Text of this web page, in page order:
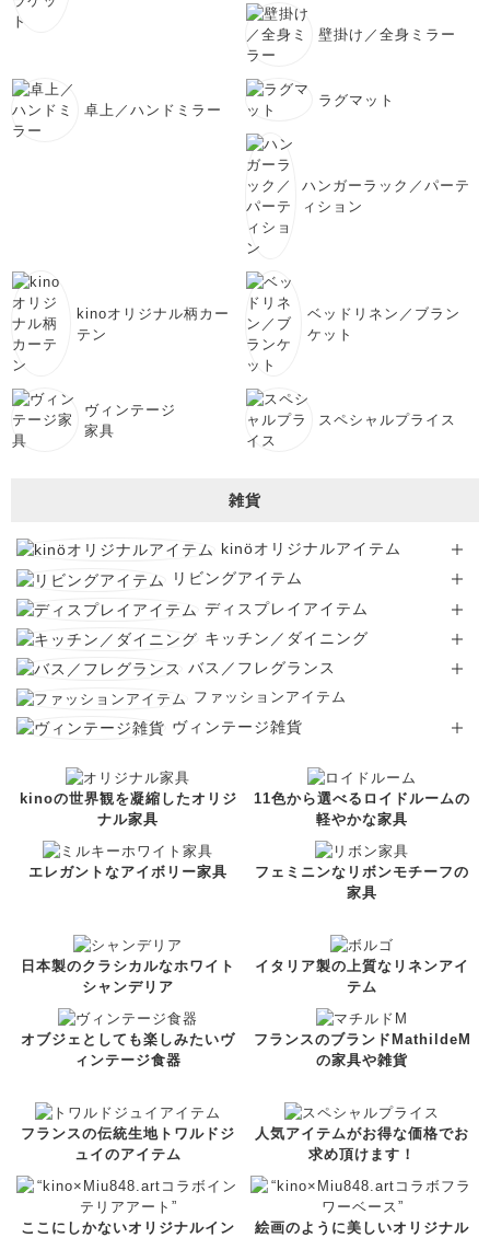
壁掛け／全身ミラー
卓上／ハンドミラー
ラグマット
ハンガーラック／パーテ
ィション
kinoオリジナル柄カー
テン
ベッドリネン／ブラン
ケット
ヴィンテージ
家具
スペシャルプライス
雑貨
kinöオリジナルアイテム
リビングアイテム
ディスプレイアイテム
キッチン／ダイニング
バス／フレグランス
ファッションアイテム
ヴィンテージ雑貨
kinoの世界観を凝縮したオリジ
ナル家具
11色から選べるロイドルームの
軽やかな家具
エレガントなアイボリー家具
フェミニンなリボンモチーフの
家具
日本製のクラシカルなホワイト
シャンデリア
イタリア製の上質なリネンアイ
テム
オブジェとしても楽しみたいヴ
ィンテージ食器
フランスのブランドMathildeM
の家具や雑貨
フランスの伝統生地トワルドジ
ュイのアイテム
人気アイテムがお得な価格でお
求め頂けます！
ここにしかないオリジナルイン 絵画のように美しいオリジナル